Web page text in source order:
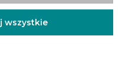
Ecommercy.pl
wszystkie